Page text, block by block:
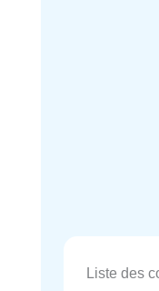
Liste des